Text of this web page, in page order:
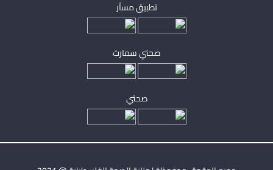
تطبيق مساْر
صحتي سمارت
صحتي